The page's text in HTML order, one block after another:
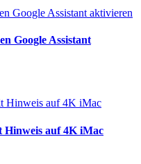
Google Assistant
Hinweis auf 4K iMac